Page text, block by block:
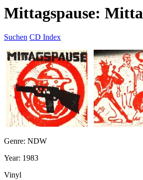
Mittagspause:
Suchen CD Index
Genre: NDW
Year: 1983
Vinyl